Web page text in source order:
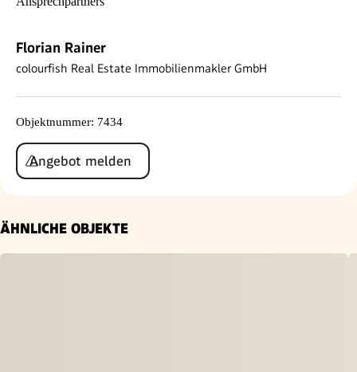
Florian Rainer
colourfish Real Estate Immobilienmakler GmbH
Objektnummer: 7434
Angebot melden
ÄHNLICHE OBJEKTE